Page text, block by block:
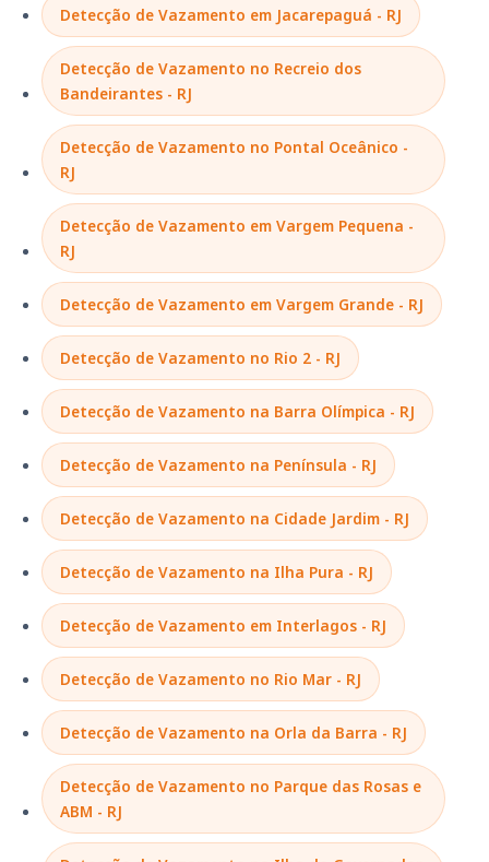
Detecção de Vazamento em Jacarepaguá - RJ
Detecção de Vazamento no Recreio dos
Bandeirantes - RJ
Detecção de Vazamento no Pontal Oceânico -
RJ
Detecção de Vazamento em Vargem Pequena -
RJ
Detecção de Vazamento em Vargem Grande - RJ
Detecção de Vazamento no Rio 2 - RJ
Detecção de Vazamento na Barra Olímpica - RJ
Detecção de Vazamento na Península - RJ
Detecção de Vazamento na Cidade Jardim - RJ
Detecção de Vazamento na Ilha Pura - RJ
Detecção de Vazamento em Interlagos - RJ
Detecção de Vazamento no Rio Mar - RJ
Detecção de Vazamento na Orla da Barra - RJ
Detecção de Vazamento no Parque das Rosas e
ABM - RJ